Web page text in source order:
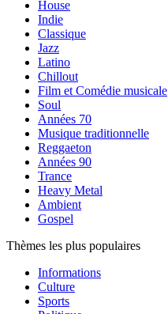
House
Indie
Classique
Jazz
Latino
Chillout
Film et Comédie musicale
Soul
Années 70
Musique traditionnelle
Reggaeton
Années 90
Trance
Heavy Metal
Ambient
Gospel
Thèmes les plus populaires
Informations
Culture
Sports